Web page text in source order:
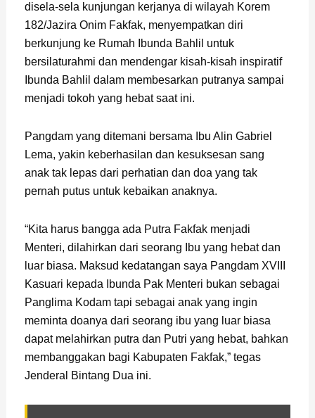
disela-sela kunjungan kerjanya di wilayah Korem
182/Jazira Onim Fakfak, menyempatkan diri
berkunjung ke Rumah Ibunda Bahlil untuk
bersilaturahmi dan mendengar kisah-kisah inspiratif
Ibunda Bahlil dalam membesarkan putranya sampai
menjadi tokoh yang hebat saat ini.
Pangdam yang ditemani bersama Ibu Alin Gabriel
Lema, yakin keberhasilan dan kesuksesan sang
anak tak lepas dari perhatian dan doa yang tak
pernah putus untuk kebaikan anaknya.
“Kita harus bangga ada Putra Fakfak menjadi
Menteri, dilahirkan dari seorang Ibu yang hebat dan
luar biasa. Maksud kedatangan saya Pangdam XVIII
Kasuari kepada Ibunda Pak Menteri bukan sebagai
Panglima Kodam tapi sebagai anak yang ingin
meminta doanya dari seorang ibu yang luar biasa
dapat melahirkan putra dan Putri yang hebat, bahkan
membanggakan bagi Kabupaten Fakfak,” tegas
Jenderal Bintang Dua ini.